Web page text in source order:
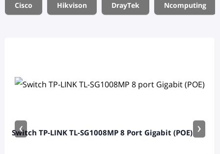
Cisco Hikvison DrayTek Ncomputing
Switch TP-LINK TL-SG1008MP 8 Port Gigabit (POE)
‹ ›